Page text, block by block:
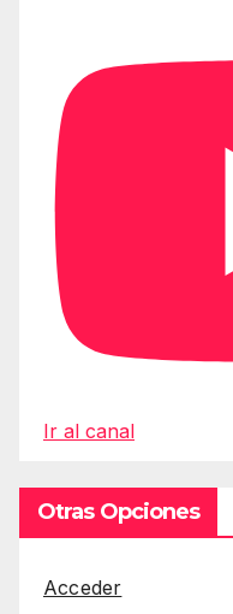
Ir al canal
Otras Opciones
Acceder